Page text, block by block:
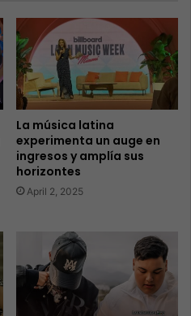
La música latina
experimenta un auge en
ingresos y amplía sus
horizontes
April 2, 2025